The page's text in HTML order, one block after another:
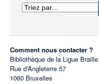
Comment nous contacter ?
Bibliothèque de la Ligue Braille
Rue d'Angleterre 57
1060 Bruxelles